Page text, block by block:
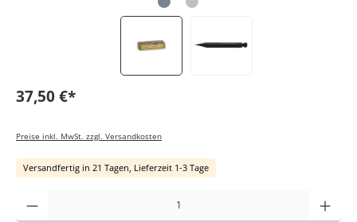
37,50 €*
Preise inkl. MwSt. zzgl. Versandkosten
Versandfertig in 21 Tagen, Lieferzeit 1-3 Tage